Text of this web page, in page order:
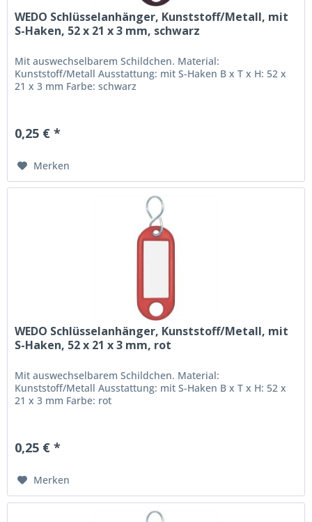
WEDO Schlüsselanhänger, Kunststoff/Metall, mit
S-Haken, 52 x 21 x 3 mm, schwarz
Mit auswechselbarem Schildchen. Material:
Kunststoff/Metall Ausstattung: mit S-Haken B x T x H: 52 x
21 x 3 mm Farbe: schwarz
0,25 € *
Merken
WEDO Schlüsselanhänger, Kunststoff/Metall, mit
S-Haken, 52 x 21 x 3 mm, rot
Mit auswechselbarem Schildchen. Material:
Kunststoff/Metall Ausstattung: mit S-Haken B x T x H: 52 x
21 x 3 mm Farbe: rot
0,25 € *
Merken